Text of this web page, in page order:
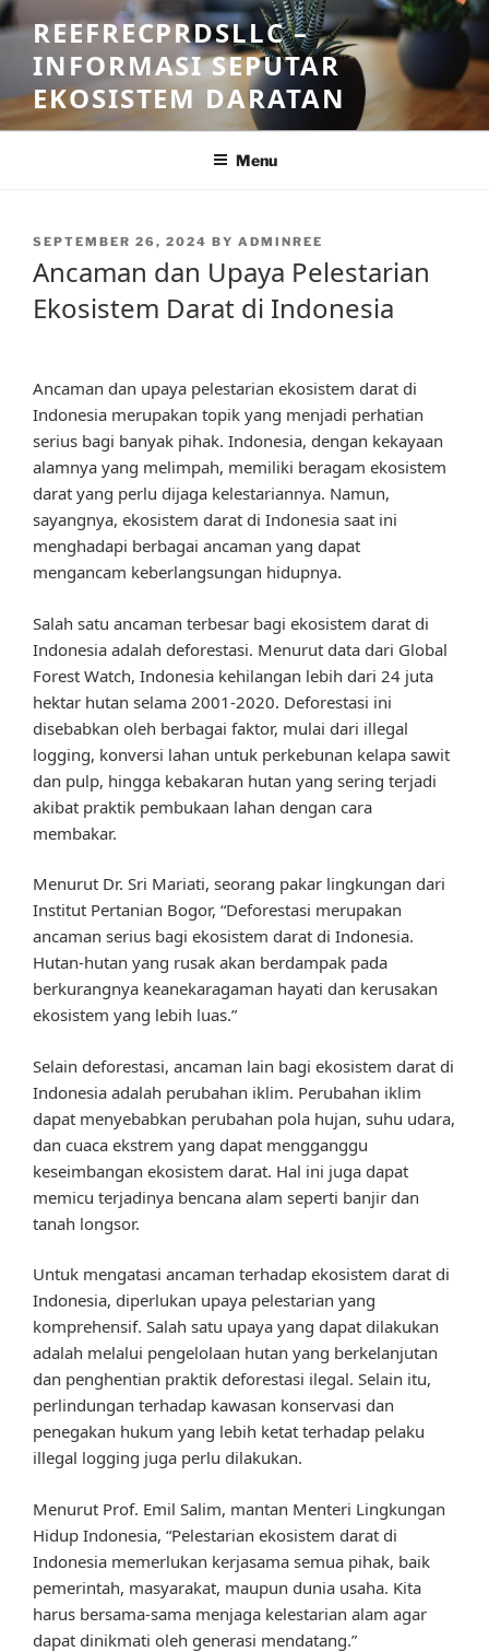
Skip
to
content
REEFRECPRDSLLC –
INFORMASI SEPUTAR
EKOSISTEM DARATAN
Menu
POSTED
SEPTEMBER 26, 2024 BY ADMINREE
Ancaman dan Upaya Pelestarian
Ekosistem Darat di Indonesia
Ancaman dan upaya pelestarian ekosistem darat di
Indonesia merupakan topik yang menjadi perhatian
serius bagi banyak pihak. Indonesia, dengan kekayaan
alamnya yang melimpah, memiliki beragam ekosistem
darat yang perlu dijaga kelestariannya. Namun,
sayangnya, ekosistem darat di Indonesia saat ini
menghadapi berbagai ancaman yang dapat
mengancam keberlangsungan hidupnya.
Salah satu ancaman terbesar bagi ekosistem darat di
Indonesia adalah deforestasi. Menurut data dari Global
Forest Watch, Indonesia kehilangan lebih dari 24 juta
hektar hutan selama 2001-2020. Deforestasi ini
disebabkan oleh berbagai faktor, mulai dari illegal
logging, konversi lahan untuk perkebunan kelapa sawit
dan pulp, hingga kebakaran hutan yang sering terjadi
akibat praktik pembukaan lahan dengan cara
membakar.
Menurut Dr. Sri Mariati, seorang pakar lingkungan dari
Institut Pertanian Bogor, “Deforestasi merupakan
ancaman serius bagi ekosistem darat di Indonesia.
Hutan-hutan yang rusak akan berdampak pada
berkurangnya keanekaragaman hayati dan kerusakan
ekosistem yang lebih luas.”
Selain deforestasi, ancaman lain bagi ekosistem darat di
Indonesia adalah perubahan iklim. Perubahan iklim
dapat menyebabkan perubahan pola hujan, suhu udara,
dan cuaca ekstrem yang dapat mengganggu
keseimbangan ekosistem darat. Hal ini juga dapat
memicu terjadinya bencana alam seperti banjir dan
tanah longsor.
Untuk mengatasi ancaman terhadap ekosistem darat di
Indonesia, diperlukan upaya pelestarian yang
komprehensif. Salah satu upaya yang dapat dilakukan
adalah melalui pengelolaan hutan yang berkelanjutan
dan penghentian praktik deforestasi ilegal. Selain itu,
perlindungan terhadap kawasan konservasi dan
penegakan hukum yang lebih ketat terhadap pelaku
illegal logging juga perlu dilakukan.
Menurut Prof. Emil Salim, mantan Menteri Lingkungan
Hidup Indonesia, “Pelestarian ekosistem darat di
Indonesia memerlukan kerjasama semua pihak, baik
pemerintah, masyarakat, maupun dunia usaha. Kita
harus bersama-sama menjaga kelestarian alam agar
dapat dinikmati oleh generasi mendatang.”